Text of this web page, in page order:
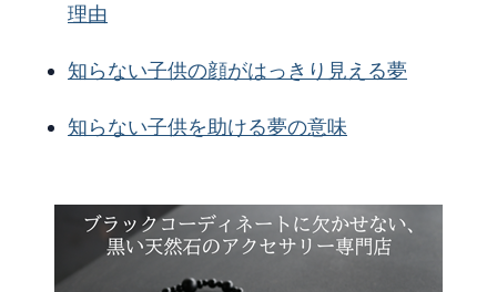
理由
知らない子供の顔がはっきり見える夢
知らない子供を助ける夢の意味